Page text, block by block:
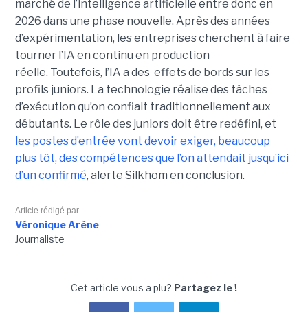
marché de l’intelligence artificielle entre donc en
2026 dans une phase nouvelle. Après des années
d’expérimentation, les entreprises cherchent à faire
tourner l’IA en continu en production
réelle. Toutefois, l’IA a des effets de bords sur les
profils juniors. La technologie réalise des tâches
d’exécution qu’on confiait traditionnellement aux
débutants. Le rôle des juniors doit être redéfini, et
les postes d’entrée vont devoir exiger, beaucoup
plus tôt, des compétences que l’on attendait jusqu’ici
d’un confirmé, alerte Silkhom en conclusion.
Article rédigé par
Véronique Arène
Journaliste
Cet article vous a plu? Partagez le !